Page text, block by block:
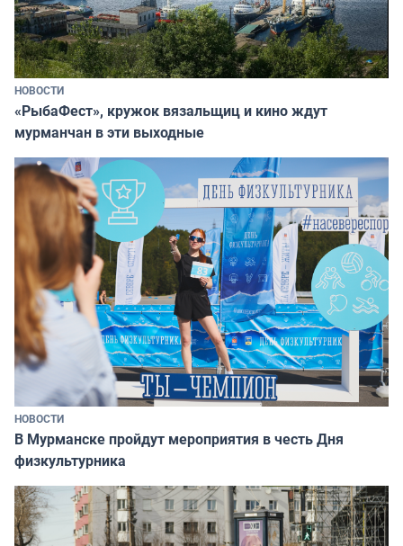
НОВОСТИ
«РыбаФест», кружок вязальщиц и кино ждут
мурманчан в эти выходные
НОВОСТИ
В Мурманске пройдут мероприятия в честь Дня
физкультурника